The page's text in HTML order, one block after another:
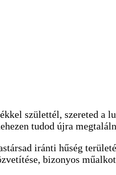
születtél, szereted a
tudod újra
iránti hűség
bizonyos